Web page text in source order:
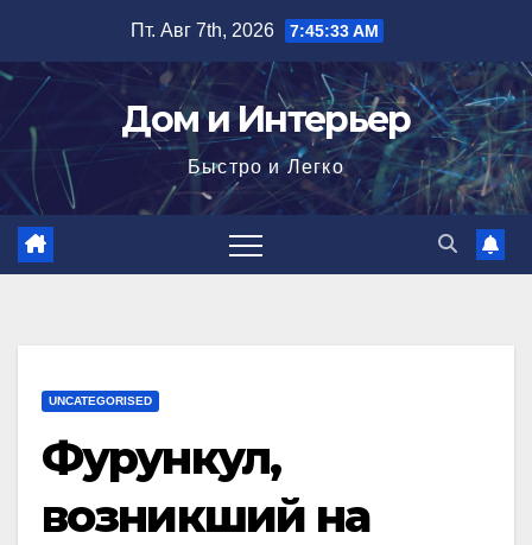
содержимому
Пт. Авг 7th, 2026 7:45:34 AM
Дом и Интерьер
Быстро и Легко
UNCATEGORISED
Фурункул,
возникший на